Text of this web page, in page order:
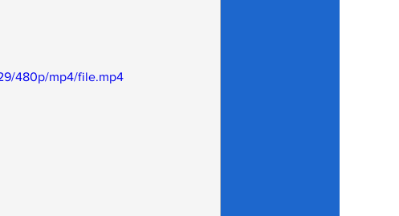
480p/mp4/file.mp4